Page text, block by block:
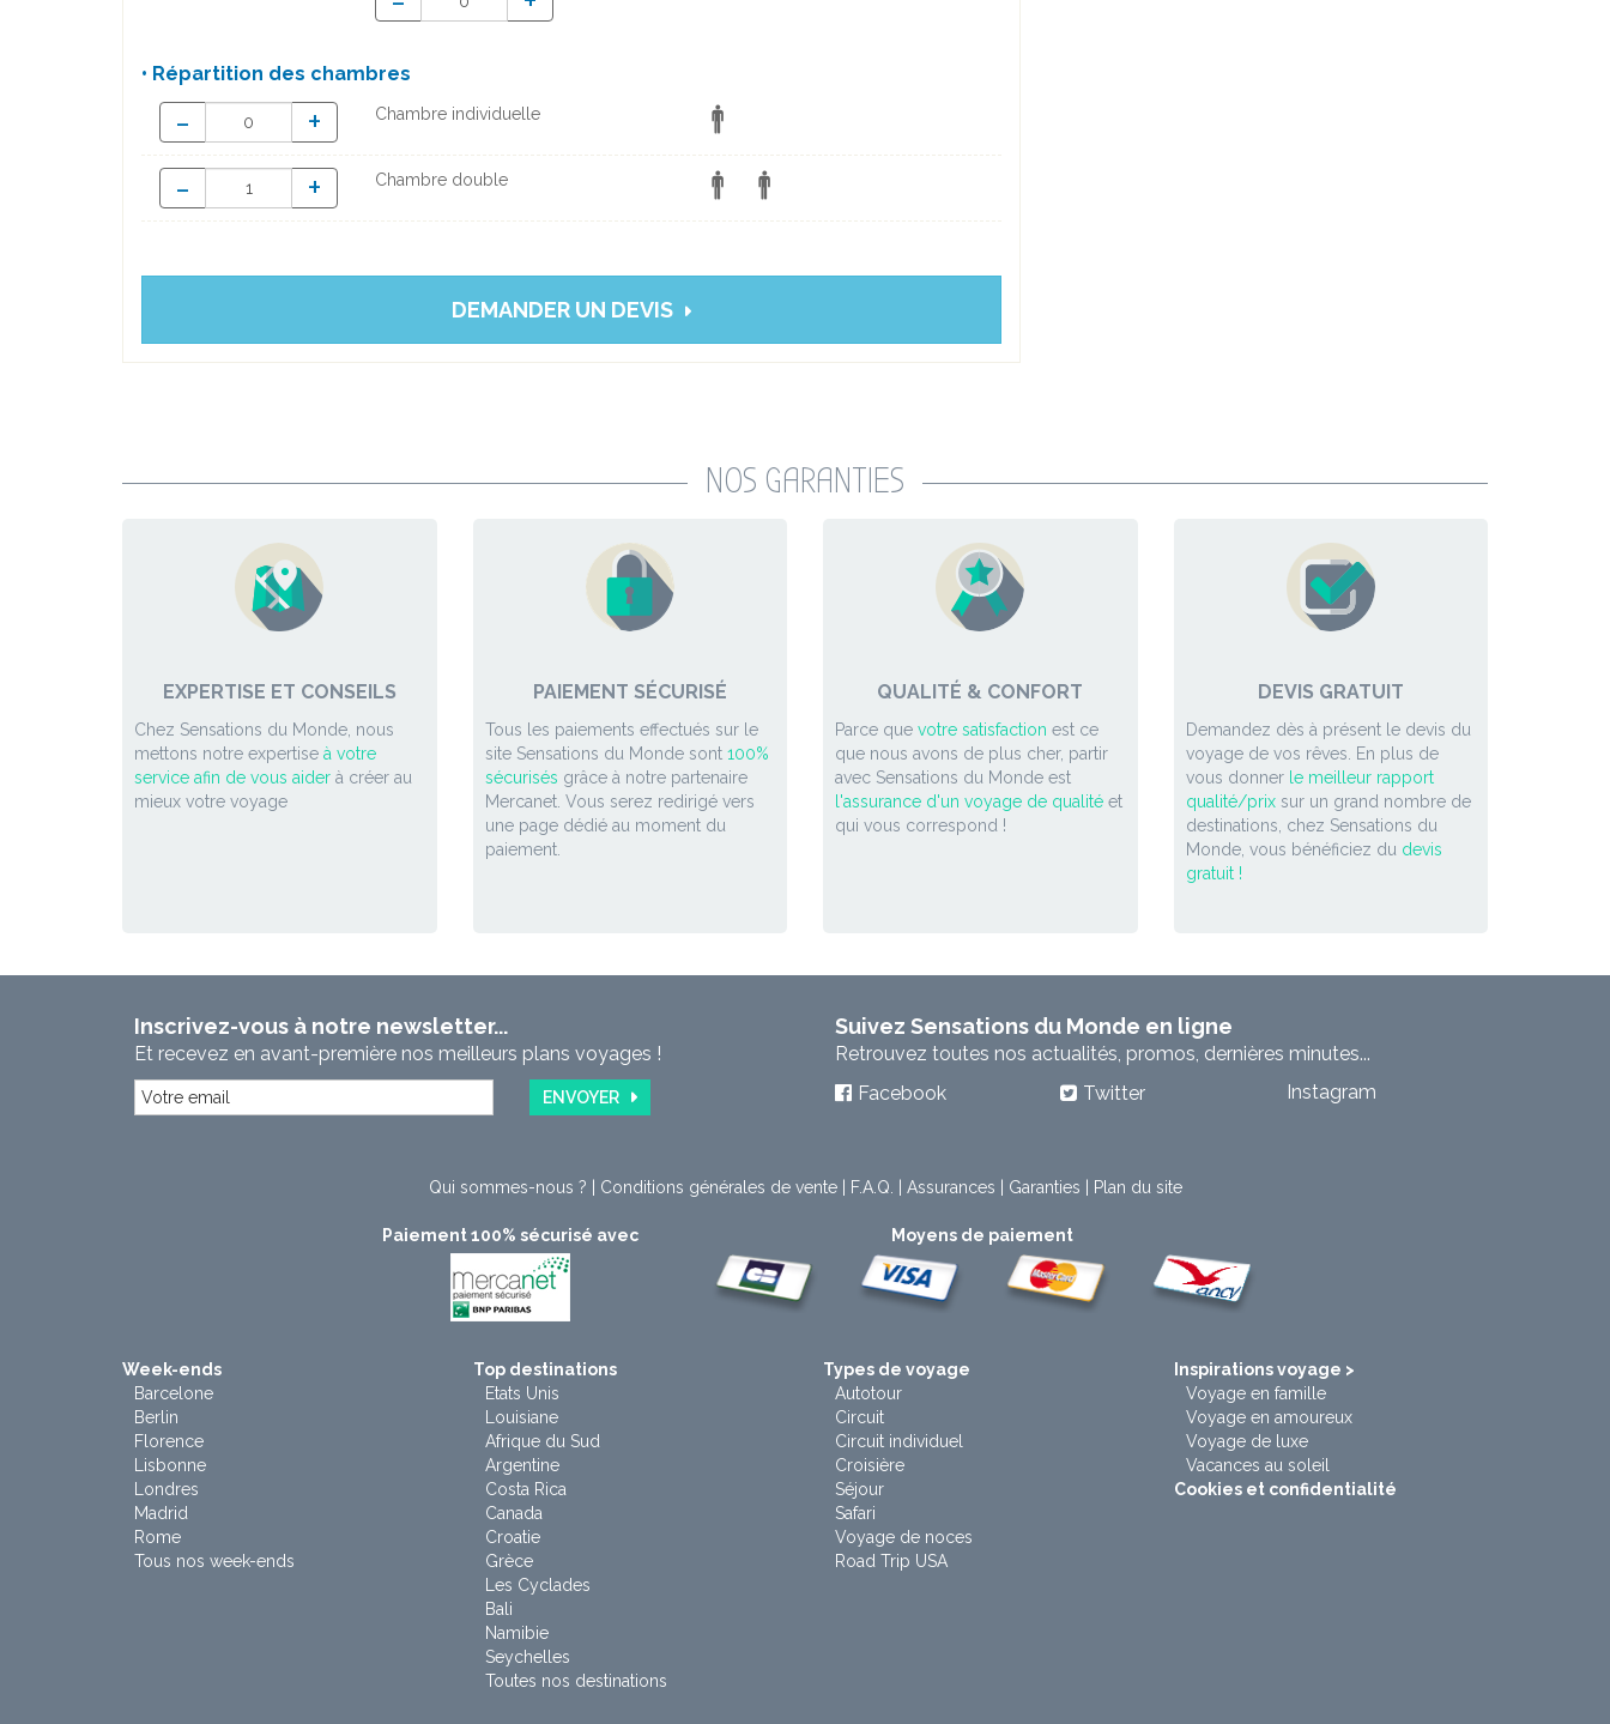
• Répartition des chambres
- + Chambre individuelle
- + Chambre double
DEMANDER UN DEVIS
NOS GARANTIES
EXPERTISE ET CONSEILS
Chez Sensations du Monde, nous
mettons notre expertise à votre
service afin de vous aider à créer au
mieux votre voyage
PAIEMENT SÉCURISÉ
Tous les paiements effectués sur le
site Sensations du Monde sont 100%
sécurisés grâce à notre partenaire
Mercanet. Vous serez redirigé vers
une page dédié au moment du
paiement.
QUALITÉ & CONFORT
Parce que votre satisfaction est ce
que nous avons de plus cher, partir
avec Sensations du Monde est
l'assurance d'un voyage de qualité et
qui vous correspond !
DEVIS GRATUIT
Demandez dès à présent le devis du
voyage de vos rêves. En plus de
vous donner le meilleur rapport
qualité/prixsur un grand nombre de
destinations, chez Sensations du
Monde, vous bénéficiez du devis
gratuit !
Inscrivez-vous à notre newsletter...
Et recevez en avant-première nos meilleurs plans voyages !
ENVOYER
Suivez Sensations du Monde en ligne
Retrouvez toutes nos actualités, promos, dernières minutes...
Facebook
Twitter Instagram
Qui sommes-nous ? Conditions générales de vente| F.A.Q. Assurances Garanties Plan du site
Paiement 100% sécurisé avec Moyens de paiement
Week-ends
Barcelone
Berlin
Florence
Lisbonne
Londres
Madrid
Rome
Tous nos week-ends
Top destinations
Etats Unis
Louisiane
Afrique du Sud
Argentine
Costa Rica
Canada
Croatie
Grèce
Les Cyclades
Bali
Namibie
Seychelles
Toutes nos destinations
Types de voyage
Autotour
Circuit
Circuit individuel
Croisière
Séjour
Safari
Voyage de noces
Road Trip USA
Inspirations voyage >
Voyage en famille
Voyage en amoureux
Voyage de luxe
Vacances au soleil
Cookies et confidentialité